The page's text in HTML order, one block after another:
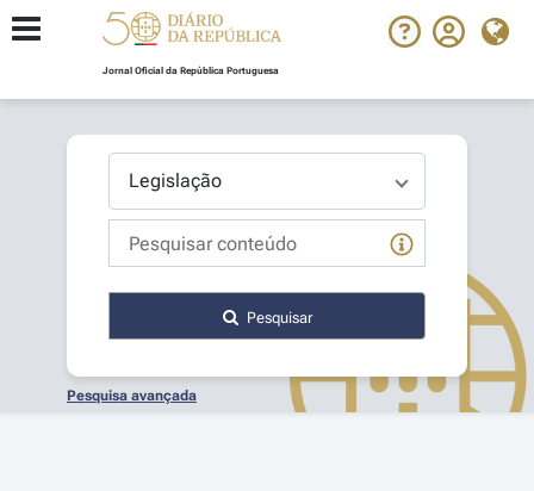
Jornal Oficial da República Portuguesa
Pesquisar
Pesquisa avançada